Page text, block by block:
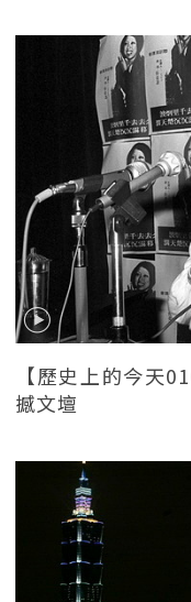
【歷史上的今天
撼文壇